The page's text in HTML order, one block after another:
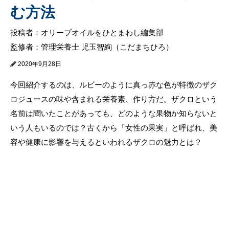
む方法
投稿者：オリーブオイルをひとまわし編集部
監修者：管理栄養士 児玉智絢（こだまちひろ）
2020年9月28日
今回紹介するのは、ルビーのように真っ赤な色が特徴のザク
ロジュースの味や含まれる栄養素、作り方だ。ザクロという
名前は聞いたことがあっても、どのような果物か知らないと
いう人もいるのでは？古くから「女性の果実」と呼ばれ、美
容や健康に影響を与えるといわれるザクロの魅力とは？